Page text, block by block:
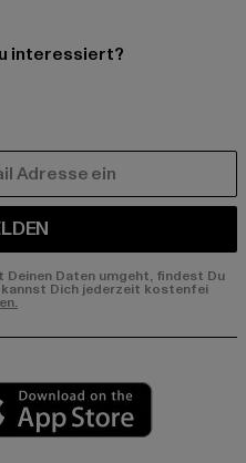
interessiert?
Daten umgeht, findest Du
Dich jederzeit kostenfei